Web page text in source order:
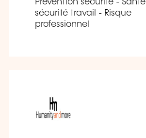
Prévention sécurité - Santé
sécurité travail - Risque
professionnel